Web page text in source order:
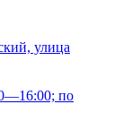
улица
по